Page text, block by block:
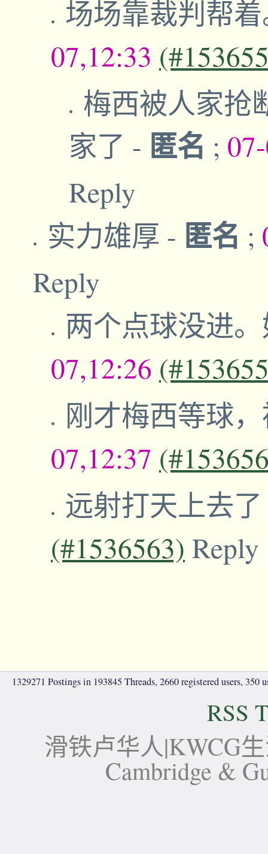
场场靠裁判帮
07,12:33
梅西被人家抢
家了 - 匿名 ;
Reply
实力雄厚 - 匿名 ;
Reply
两个点球没进
07,12:26
刚才梅西等球
07,12:37
远射打天上去
(#1536563) Reply
1329271 Postings in 193845 Threads, 2660 registered users, 350
RSS
滑铁卢华人|KWCG
Cambridge &